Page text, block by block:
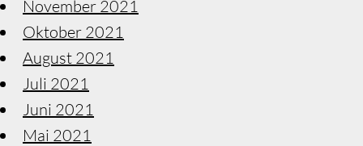
November 2021
Oktober 2021
August 2021
Juli 2021
Juni 2021
Mai 2021